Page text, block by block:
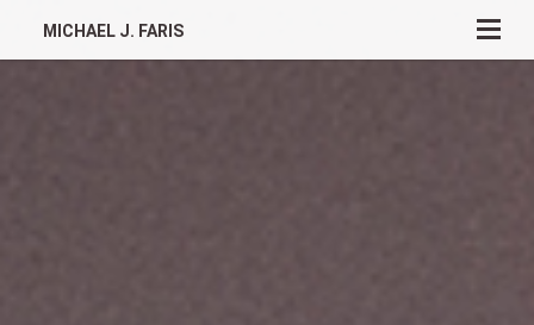
MICHAEL J. FARIS